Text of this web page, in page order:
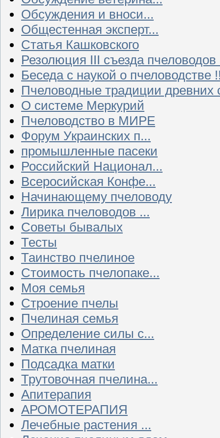
Обсуждения и вноси...
Общестенная эксперт...
Статья Кашковского
Резолюция III съезда
Беседа с наукой о пчеловодстве
Пчеловодные традиции древних
О системе Меркурий
Пчеловодство в МИРЕ
Форум Украинских п...
промышленные пасеки
Российский Национал...
Всеросийская Конфе...
Начинающему пчеловоду
Лирика пчеловодов ...
Советы бывалых
Тесты
Таинство пчелиное
Стоимость пчелопаке...
Моя семья
Строение пчелы
Пчелиная семья
Определение силы с...
Матка пчелиная
Подсадка матки
Трутовочная пчелина...
Апитерапия
АРОМОТЕРАПИЯ
Лечебные растения ...